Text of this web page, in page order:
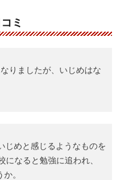
ミ
りましたが、いじめはな
じめと感じるようなものを
になると勉強に追われ、
。